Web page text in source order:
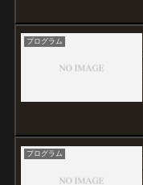
プログラム
プログラム